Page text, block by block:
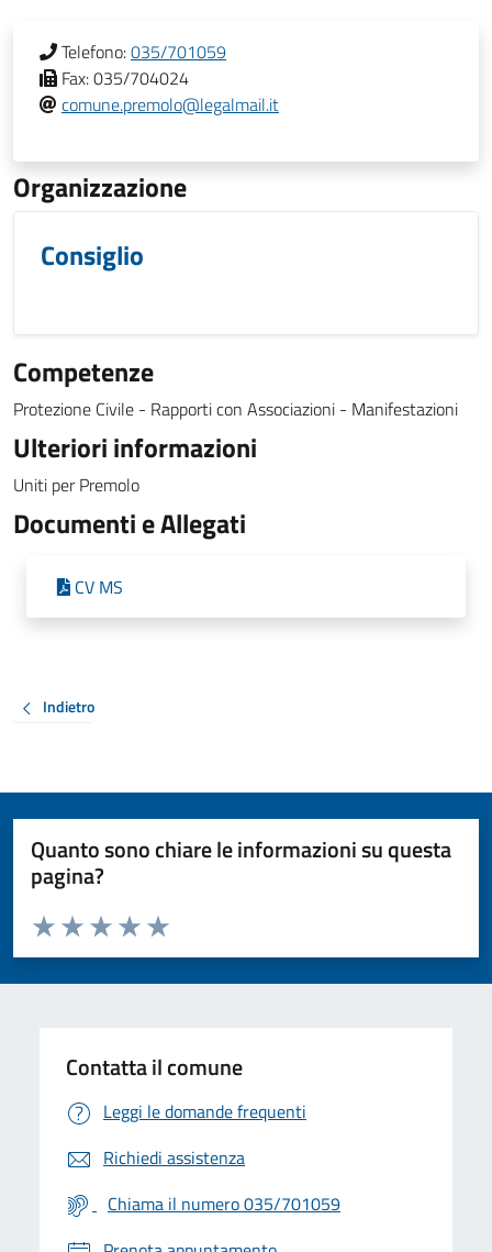
Telefono:035/701059
Fax:035/704024
comune.premolo@legalmail.it
Organizzazione
Consiglio
Competenze
Protezione Civile - Rapporti con Associazioni - Manifestazioni
Ulteriori informazioni
Uniti per Premolo
Documenti e Allegati
CV MS
Indietro
Quanto sono chiare le informazioni su questa
pagina?
Valuta da 1 a 5 stelle la pagina
Valuta 5 stelle su 5
Valuta 4 stelle su 5
Valuta 3 stelle su 5
Valuta 2 stelle su 5
Valuta 1 stelle su 5
Contatta il comune
Leggi le domande frequenti
Richiedi assistenza
Chiama il numero 035/701059